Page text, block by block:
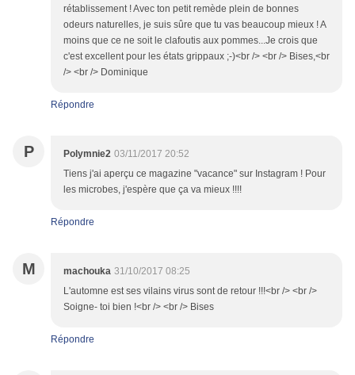
rétablissement ! Avec ton petit remède plein de bonnes
odeurs naturelles, je suis sûre que tu vas beaucoup mieux ! A
moins que ce ne soit le clafoutis aux pommes...Je crois que
c'est excellent pour les états grippaux ;-)<br /> <br /> Bises,<br
/> <br /> Dominique
Répondre
P Polymnie2 03/11/2017 20:52
Tiens j'ai aperçu ce magazine "vacance" sur Instagram ! Pour
les microbes, j'espère que ça va mieux !!!!
Répondre
M machouka 31/10/2017 08:25
L'automne est ses vilains virus sont de retour !!!<br /> <br />
Soigne- toi bien !<br /> <br /> Bises
Répondre